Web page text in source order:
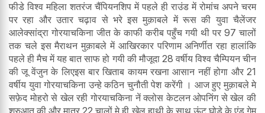
फीडे विश्व महिला शतरंज चैंपियनशिप में पहले ही राउंड में रोमांच अपने चरम
पर रहा और उतार चढ़ाव से भरे इस मुक़ाबले में रूस की युवा चैलेंजर
आलेक्सांद्रा गोरयाचकिना जीत के काफी करीब पहुँच गयी थी पर 97 चालों
तक चले इस मैराथन मुक़ाबले में आखिरकार परिणाम अनिर्णीत रहा हालांकि
पहले ही मैच में यह बात साफ हो गयी की मौजूदा 28 वर्षीय विश्व चैम्पियन चीन
की जू वेंजुन के लिएइस बार खिताब कायम रखना आसान नहीं होगा और 21
वर्षीय युवा गोरयाचकिना उन्हे कठिन चुनौती पेश करेंगी । आज हुए मुक़ाबले मे
सफ़ेद मोहरो से खेल रही गोरयाचकिना नें क्लोस केटलन ओपनिंग से खेल की